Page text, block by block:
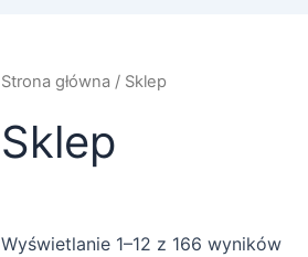
Strona główna / Sklep
Sklep
Wyświetlanie 1–12 z 166 wyników